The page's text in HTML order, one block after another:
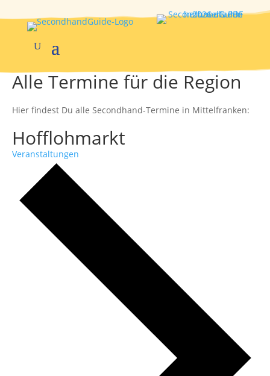
Alle Termine für die Region
Hier findest Du alle Secondhand-Termine in Mittelfranken:
Hofflohmarkt
Veranstaltungen